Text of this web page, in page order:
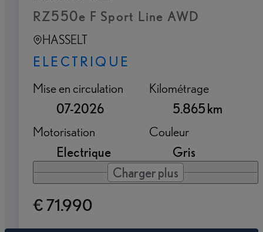
RZ550e F Sport Line AWD
HASSELT
ELECTRIQUE
Mise en circulation
07-2026
Kilométrage
5.865 km
Motorisation
Electrique
Couleur
Gris
Charger plus
€ 71.990